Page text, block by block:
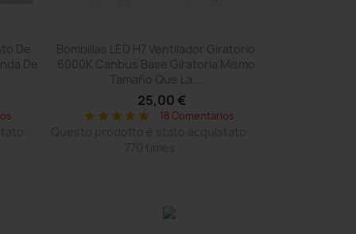
De
De
Vista rápida
Bombillas LED H7 Ventilador Giratorio
6000K Canbus Base Giratoria Mismo
Tamaño Que La...
25,00 €
star star star star star 18 Comentarios